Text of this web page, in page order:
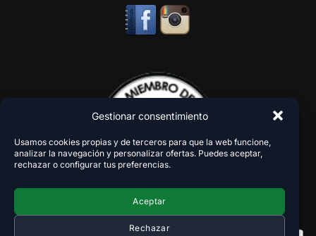
Gestionar consentimiento
Usamos cookies propias y de terceros para que la web funcione,
analizar la navegación y personalizar ofertas. Puedes aceptar,
rechazar o configurar tus preferencias.
Aceptar
Rechazar